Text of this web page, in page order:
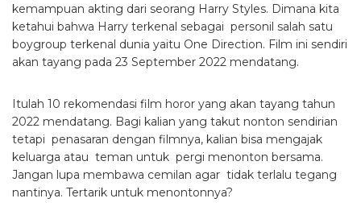
kemampuan akting dari seorang Harry Styles. Dimana kita
ketahui bahwa Harry terkenal sebagai personil salah satu
boygroup terkenal dunia yaitu One Direction. Film ini sendiri
akan tayang pada 23 September 2022 mendatang.
Itulah 10 rekomendasi film horor yang akan tayang tahun
2022 mendatang. Bagi kalian yang takut nonton sendirian
tetapi penasaran dengan filmnya, kalian bisa mengajak
keluarga atau teman untuk pergi menonton bersama.
Jangan lupa membawa cemilan agar tidak terlalu tegang
nantinya. Tertarik untuk menontonnya?